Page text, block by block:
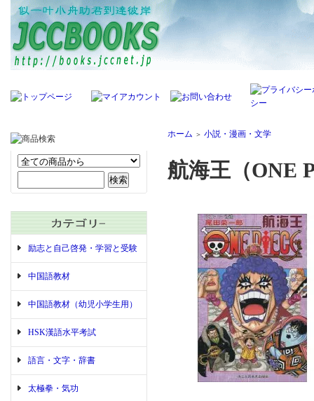
励志と自己啓発・学習と受験
中国語教材
中国語教材（幼児小学生用）
HSK漢語水平考試
語言・文字・辞書
太極拳・気功
ホーム ＞ 小説・漫画・文学
航海王（ONE